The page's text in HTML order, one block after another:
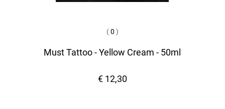
(0 )
Must Tattoo - Yellow Cream - 50ml
€ 12,30